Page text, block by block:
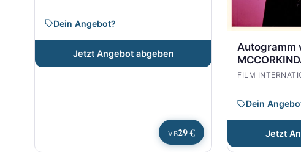
VB29 €
Dein Angebot?
Jetzt Angebot abgeben
Autogramm
FILM
Dein
Jetzt